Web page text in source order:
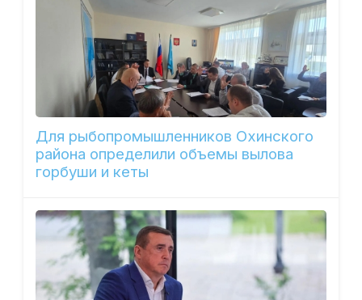
Для рыбопромышленников Охинского
района определили объемы вылова
горбуши и кеты